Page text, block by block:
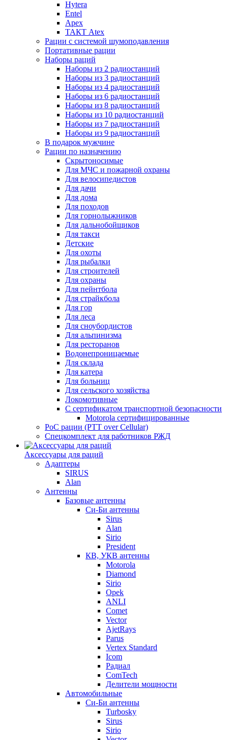
Hytera
Entel
Apex
ТАКТ Atex
Рации с системой шумоподавления
Портативные рации
Наборы раций
Наборы из 2 радиостанций
Наборы из 3 радиостанций
Наборы из 4 радиостанций
Наборы из 6 радиостанций
Наборы из 8 радиостанций
Наборы из 10 радиостанций
Наборы из 7 радиостанций
Наборы из 9 радиостанций
В подарок мужчине
Рации по назначению
Скрытоносимые
Для МЧС и пожарной охраны
Для велосипедистов
Для дачи
Для дома
Для походов
Для горнолыжников
Для дальнобойщиков
Для такси
Детские
Для охоты
Для рыбалки
Для строителей
Для охраны
Для пейнтбола
Для страйкбола
Для гор
Для леса
Для сноубордистов
Для альпинизма
Для ресторанов
Водонепроницаемые
Для склада
Для катера
Для больниц
Для сельского хозяйства
Локомотивные
С сертификатом транспортной безопасности
Motorola сертифицированные
PoC рации (PTT over Cellular)
Спецкомплект для работников РЖД
Аксессуары для раций
Адаптеры
SIRUS
Alan
Антенны
Базовые антенны
Си-Би антенны
Sirus
Alan
Sirio
President
КВ, УКВ антенны
Motorola
Diamond
Sirio
Opek
ANLI
Comet
Vector
AjetRays
Parus
Vertex Standard
Icom
Радиал
ComTech
Делители мощности
Автомобильные
Си-Би антенны
Turbosky
Sirus
Sirio